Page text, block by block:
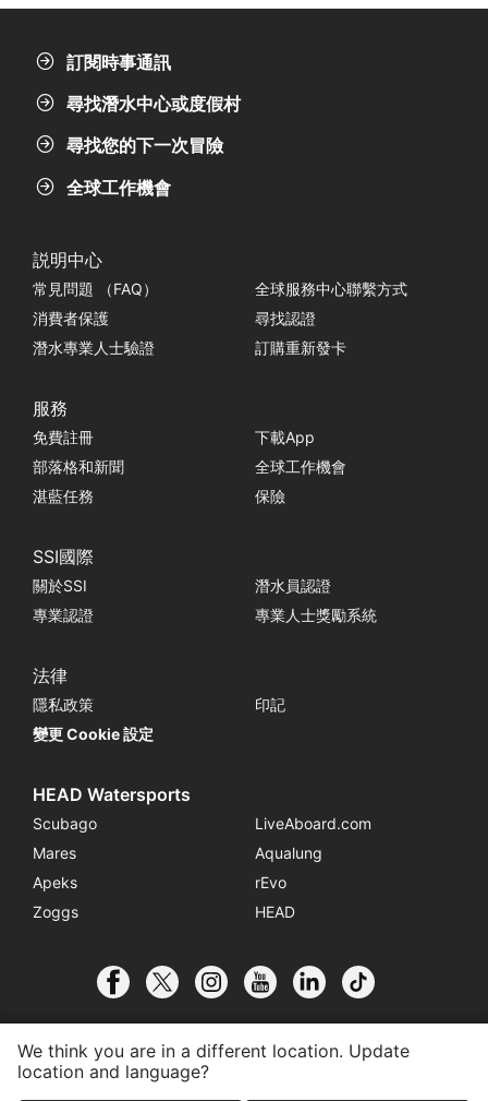
訂閱時事通訊
尋找潛水中心或度假村
尋找您的下一次冒險
全球工作機會
説明中心
常見問題 （FAQ）
全球服務中心聯繫方式
消費者保護
尋找認證
潛水專業人士驗證
訂購重新發卡
服務
免費註冊
下載App
部落格和新聞
全球工作機會
湛藍任務
保險
SSI國際
關於SSI
潛水員認證
專業認證
專業人士獎勵系統
法律
隱私政策
印記
變更 Cookie 設定
HEAD Watersports
Scubago
LiveAboard.com
Mares
Aqualung
Apeks
rEvo
Zoggs
HEAD
We think you are in a different location. Update
location and language?